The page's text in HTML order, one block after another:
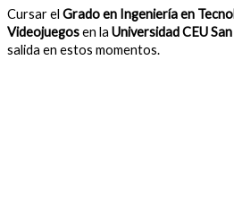
Cursar el Grado en Ingeniería en
Videojuegosen la Universidad CEU
salida en estos momentos.